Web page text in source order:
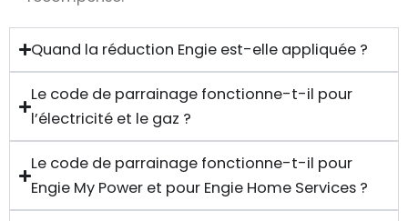
Quand la réduction Engie est-elle appliquée ?
Le code de parrainage fonctionne-t-il pour
l’électricité et le gaz ?
Le code de parrainage fonctionne-t-il pour
Engie My Power et pour Engie Home Services ?